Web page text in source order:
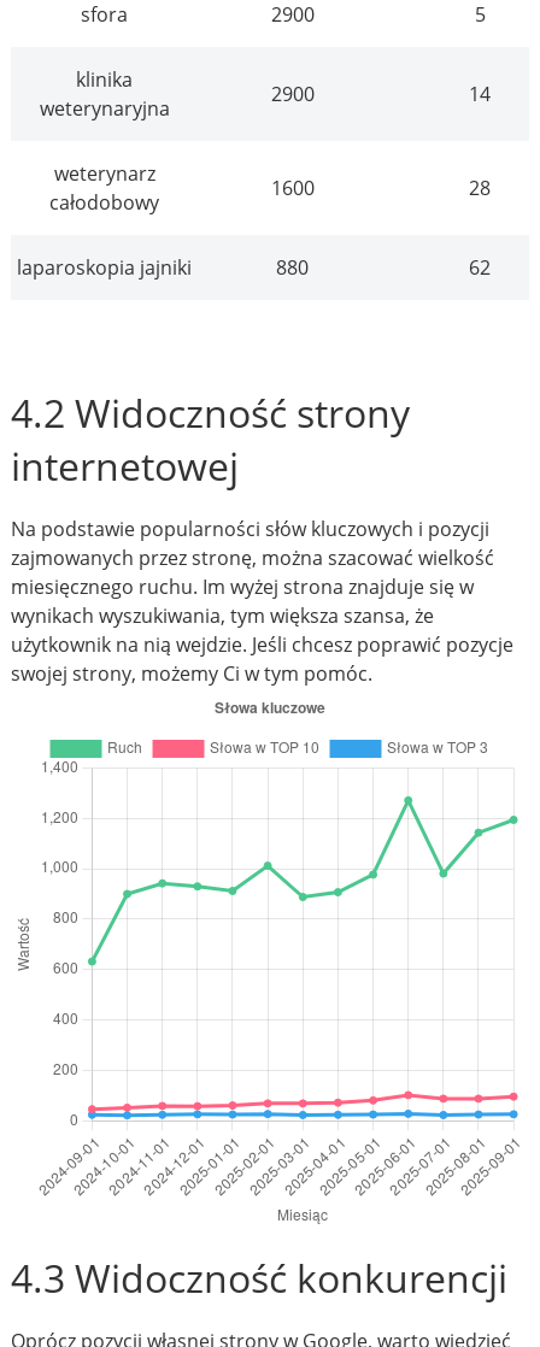
sfora 2900 5
klinika
weterynaryjna
2900 14
weterynarz
całodobowy
1600 28
laparoskopia jajniki 880 62
4.2 Widoczność strony
internetowej
Na podstawie popularności słów kluczowych i pozycji
zajmowanych przez stronę, można szacować wielkość
miesięcznego ruchu. Im wyżej strona znajduje się w
wynikach wyszukiwania, tym większa szansa, że
użytkownik na nią wejdzie. Jeśli chcesz poprawić pozycje
swojej strony, możemy Ci w tym pomóc.
4.3 Widoczność konkurencji
Oprócz pozycji własnej strony w Google, warto wiedzieć